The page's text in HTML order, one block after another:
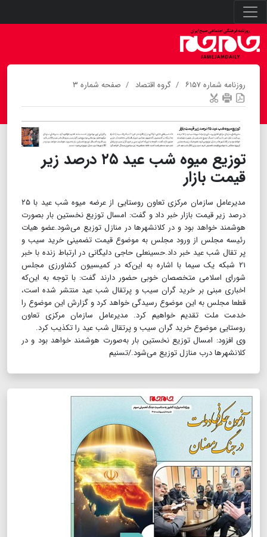
روزنامه شماره ۶۱۵۷ گروه اقتصاد صفحه شماره ۳
توزیع میوه شب عید ۲۵ درصد زیر
قیمت بازار
مدیرعامل سازمان مرکزی تعاون روستایی از عرضه میوه شب عید با ۲۵
درصد زیر قیمت بازار خبر داد و گفت: امسال توزیع نخستین بار بصورت
هوشمند خواهد بود و در کلانشهر‌ها در منازل توزیع می‌شود.عضو هیات
رئیسه مجلس از ورود مجلس به موضوع قیمت تضمینی خرید سیب و
پر تقال شب عید خبر داد.حسینعلی حاجی دلیگانی در ارتباط زنده با خبر
۲۱ شبکه یک سیما با اشاره به این‌که در کمیسیون کشاورزی مجلس
شورای اسلامی متخصصان خوبی حضور دارند گفت: با توجه به این‌که
اخباری مبنی بر خرید گران سیب و پرتقال شب عید منتشر شده است،
قطعا مجلس به این موضوع رسیدگی خواهد کرد و گزارش این موضوع را
خدمت ملت تقدیم خواهیم کرد. مدیرعامل سازمان مرکزی تعاون
روستایی موضوع خرید گران سیب و پرتقال شب عید را تکذیب کرد.
وی افزود: امسال توزیع نخستین بار به‌صورت هوشمند خواهد بود و در
کلانشهر‌ها درب منازل توزیع می‌شود./تسنیم